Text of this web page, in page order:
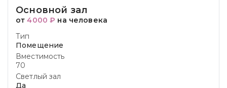
Основной зал
от4000 ₽ на человека
Тип
Помещение
Вместимость
70
Светлый зал
Да